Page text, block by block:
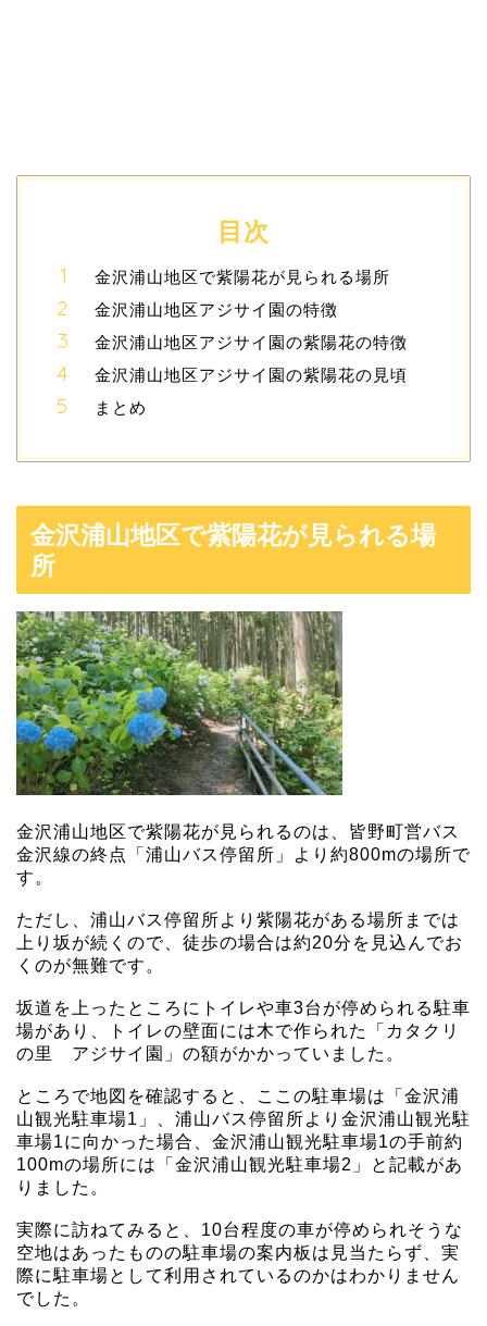
目次
金沢浦山地区で紫陽花が見られる場所
金沢浦山地区アジサイ園の特徴
金沢浦山地区アジサイ園の紫陽花の特徴
金沢浦山地区アジサイ園の紫陽花の見頃
まとめ
金沢浦山地区で紫陽花が見られる場
所
金沢浦山地区で紫陽花が見られるのは、皆野町営バス
金沢線の終点「浦山バス停留所」より約800mの場所で
す。
ただし、浦山バス停留所より紫陽花がある場所までは
上り坂が続くので、徒歩の場合は約20分を見込んでお
くのが無難です。
坂道を上ったところにトイレや車3台が停められる駐車
場があり、トイレの壁面には木で作られた「カタクリ
の里 アジサイ園」の額がかかっていました。
ところで地図を確認すると、ここの駐車場は「金沢浦
山観光駐車場1」、浦山バス停留所より金沢浦山観光駐
車場1に向かった場合、金沢浦山観光駐車場1の手前約
100mの場所には「金沢浦山観光駐車場2」と記載があ
りました。
実際に訪ねてみると、10台程度の車が停められそうな
空地はあったものの駐車場の案内板は見当たらず、実
際に駐車場として利用されているのかはわかりません
でした。